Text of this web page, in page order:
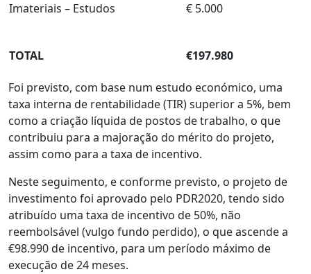
Imateriais – Estudos € 5.000
TOTAL €197.980
Foi previsto, com base num estudo económico, uma
taxa interna de rentabilidade (TIR) superior a 5%, bem
como a criação líquida de postos de trabalho, o que
contribuiu para a majoração do mérito do projeto,
assim como para a taxa de incentivo.
Neste seguimento, e conforme previsto, o projeto de
investimento foi aprovado pelo PDR2020, tendo sido
atribuído uma taxa de incentivo de 50%, não
reembolsável (vulgo fundo perdido), o que ascende a
€98.990 de incentivo, para um período máximo de
execução de 24 meses.